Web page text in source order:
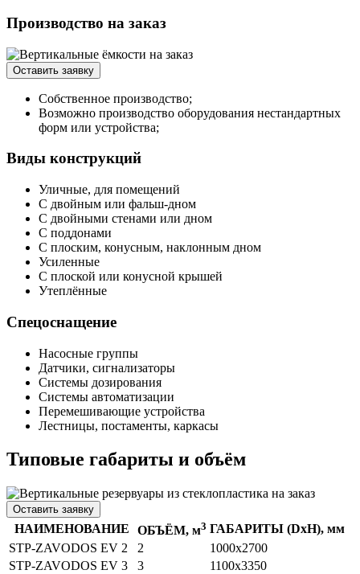
Производство на заказ
Оставить заявку
Собственное производство;
Возможно производство оборудования нестандартных
форм или устройства;
Виды конструкций
Уличные, для помещений
С двойным или фальш-дном
С двойными стенами или дном
С поддонами
С плоским, конусным, наклонным дном
Усиленные
С плоской или конусной крышей
Утеплённые
Спецоснащение
Насосные группы
Датчики, сигнализаторы
Системы дозирования
Системы автоматизации
Перемешивающие устройства
Лестницы, постаменты, каркасы
Типовые габариты и объём
Оставить заявку
НАИМЕНОВАНИЕ ОБЪЁМ, м3 ГАБАРИТЫ (DхH), мм
STP-ZAVODOS EV 2
2
1000х2700
STP-ZAVODOS EV 3
3
1100x3350